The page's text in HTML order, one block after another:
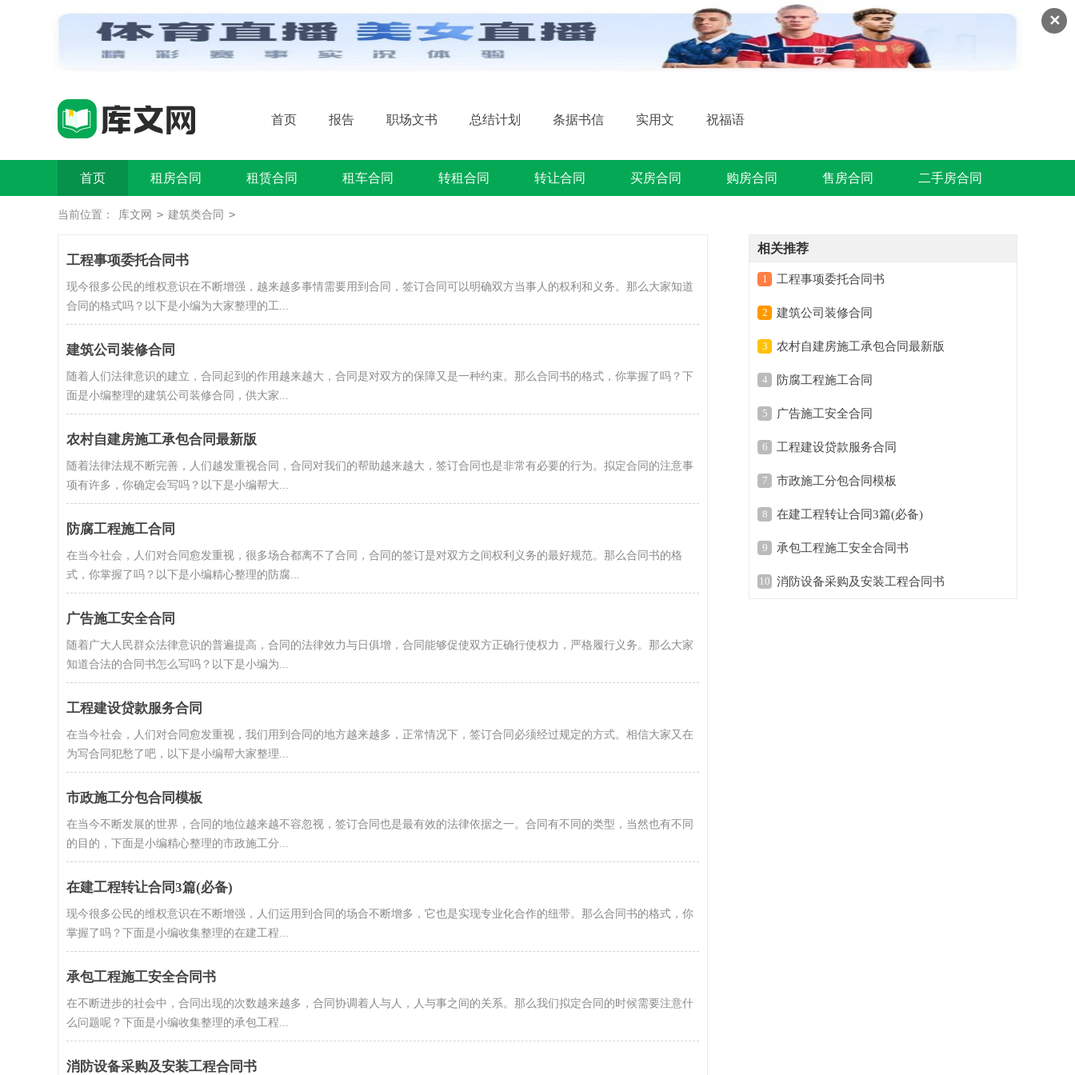
✕
首页 报告 职场文书 总结计划 条据书信 实用文 祝福语
首页 租房合同 租赁合同 租车合同 转租合同 转让合同 买房合同 购房合同 售房合同 二手房合同
当前位置： 库文网 > 建筑类合同 >
工程事项委托合同书
现今很多公民的维权意识在不断增强，越来越多事情需要用到合同，签订合同可以明确双方当事人的权利和义务。那么大家知道
合同的格式吗？以下是小编为大家整理的工...
建筑公司装修合同
随着人们法律意识的建立，合同起到的作用越来越大，合同是对双方的保障又是一种约束。那么合同书的格式，你掌握了吗？下
面是小编整理的建筑公司装修合同，供大家...
农村自建房施工承包合同最新版
随着法律法规不断完善，人们越发重视合同，合同对我们的帮助越来越大，签订合同也是非常有必要的行为。拟定合同的注意事
项有许多，你确定会写吗？以下是小编帮大...
防腐工程施工合同
在当今社会，人们对合同愈发重视，很多场合都离不了合同，合同的签订是对双方之间权利义务的最好规范。那么合同书的格
式，你掌握了吗？以下是小编精心整理的防腐...
广告施工安全合同
随着广大人民群众法律意识的普遍提高，合同的法律效力与日俱增，合同能够促使双方正确行使权力，严格履行义务。那么大家
知道合法的合同书怎么写吗？以下是小编为...
工程建设贷款服务合同
在当今社会，人们对合同愈发重视，我们用到合同的地方越来越多，正常情况下，签订合同必须经过规定的方式。相信大家又在
为写合同犯愁了吧，以下是小编帮大家整理...
市政施工分包合同模板
在当今不断发展的世界，合同的地位越来越不容忽视，签订合同也是最有效的法律依据之一。合同有不同的类型，当然也有不同
的目的，下面是小编精心整理的市政施工分...
在建工程转让合同3篇(必备)
现今很多公民的维权意识在不断增强，人们运用到合同的场合不断增多，它也是实现专业化合作的纽带。那么合同书的格式，你
掌握了吗？下面是小编收集整理的在建工程...
承包工程施工安全合同书
在不断进步的社会中，合同出现的次数越来越多，合同协调着人与人，人与事之间的关系。那么我们拟定合同的时候需要注意什
么问题呢？下面是小编收集整理的承包工程...
消防设备采购及安装工程合同书
相关推荐
1 工程事项委托合同书
2 建筑公司装修合同
3 农村自建房施工承包合同最新版
4 防腐工程施工合同
5 广告施工安全合同
6 工程建设贷款服务合同
7 市政施工分包合同模板
8 在建工程转让合同3篇(必备)
9 承包工程施工安全合同书
10 消防设备采购及安装工程合同书